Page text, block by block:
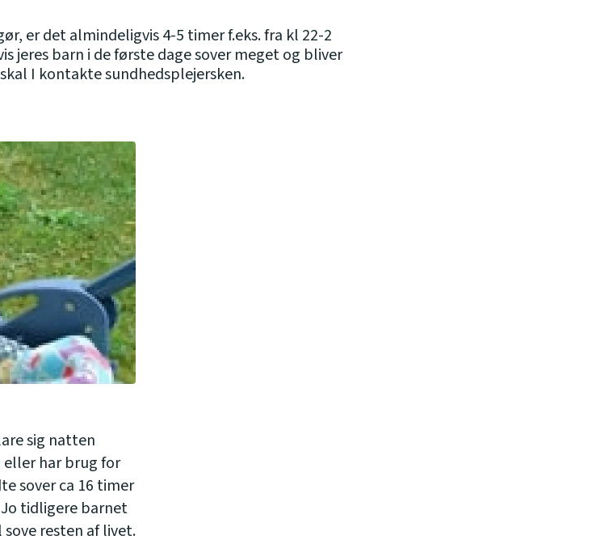
er det almindeligvis 4-5 timer f.eks. fra kl 22-2
jeres barn i de første dage sover meget og bliver
I kontakte sundhedsplejersken.
sig natten
eller har brug for
sover ca 16 timer
tidligere barnet
resten af livet.